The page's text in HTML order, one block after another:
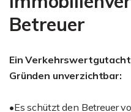
Betreuer
Ein
Gründen unverzichtbar:
•Es schützt den Betreuer